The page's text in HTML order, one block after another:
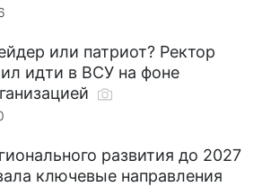
или патриот? Ректор
идти в ВСУ на фоне
развития до 2027
ключевые направления